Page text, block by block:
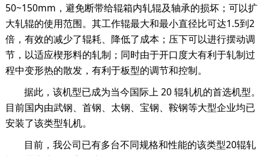
50~150mm，避免断带给辊箱内轧辊及轴承的损坏；可以扩
大轧辊的使用范围。其工作辊最大和最小直径比可达1.5到2
倍，有效的减少了辊耗、降低了成本；压下可以进行摆动调
节，以适应楔形料的轧制；同时由于开口度大有利于轧制过
程中变形热的散发，有利于板型的调节和控制。
据此，该机型已成为当今国际上 20 辊轧机的首选机型。
目前国内由武钢、首钢、太钢、宝钢、鞍钢等大型企业均已
安装了该类型轧机。
目前，我公司已有多台不同规格和性能的该类型20辊轧